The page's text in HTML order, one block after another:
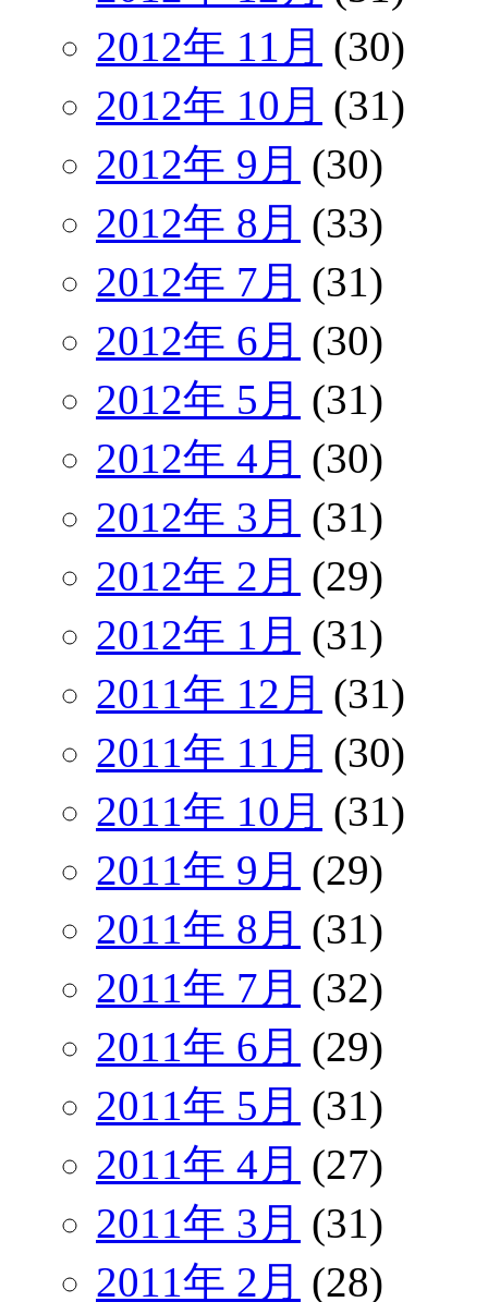
2012年 11月 (30)
2012年 10月 (31)
2012年 9月 (30)
2012年 8月 (33)
2012年 7月 (31)
2012年 6月 (30)
2012年 5月 (31)
2012年 4月 (30)
2012年 3月 (31)
2012年 2月 (29)
2012年 1月 (31)
2011年 12月 (31)
2011年 11月 (30)
2011年 10月 (31)
2011年 9月 (29)
2011年 8月 (31)
2011年 7月 (32)
2011年 6月 (29)
2011年 5月 (31)
2011年 4月 (27)
2011年 3月 (31)
2011年 2月 (28)